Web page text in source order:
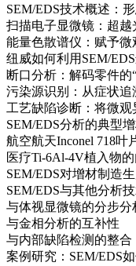
SEM/EDS技术概述：
扫描电子显微镜：超
能量色散谱仪：赋予微
纽威如何利用SEM/
断口分析：解码零件的
污染源识别：从症状追
工艺缺陷诊断：将微
SEM/EDS分析的典型
航空航天Inconel 718叶
医疗Ti-6Al-4V植入物
SEM/EDS对增材制造
SEM/EDS与其他分析
与体视显微镜的分步分
与金相分析的互补性
与内部缺陷检测的整合
案例研究：SEM/EDS